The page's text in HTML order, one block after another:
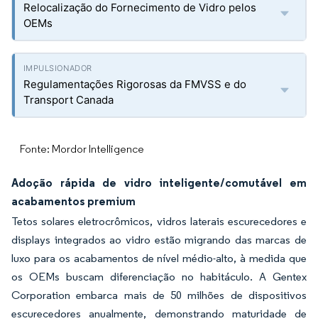
Relocalização do Fornecimento de Vidro pelos
OEMs
Regulamentações Rigorosas da FMVSS e do
Transport Canada
Fonte: Mordor Intelligence
Adoção rápida de vidro inteligente/comutável em
acabamentos premium
Tetos solares eletrocrômicos, vidros laterais escurecedores e
displays integrados ao vidro estão migrando das marcas de
luxo para os acabamentos de nível médio-alto, à medida que
os OEMs buscam diferenciação no habitáculo. A Gentex
Corporation embarca mais de 50 milhões de dispositivos
escurecedores anualmente, demonstrando maturidade de